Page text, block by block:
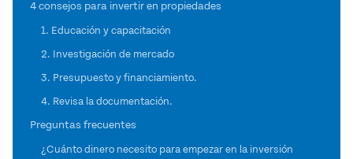
4 consejos para invertir en propiedades
1. Educación y capacitación
2. Investigación de mercado
3. Presupuesto y financiamiento.
4. Revisa la documentación.
Preguntas frecuentes
¿Cuánto dinero necesito para empezar en la inversión